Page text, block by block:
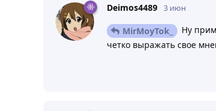
Deimos4489 3 июн
MirMoyTok_
Ну
четко выражать свое